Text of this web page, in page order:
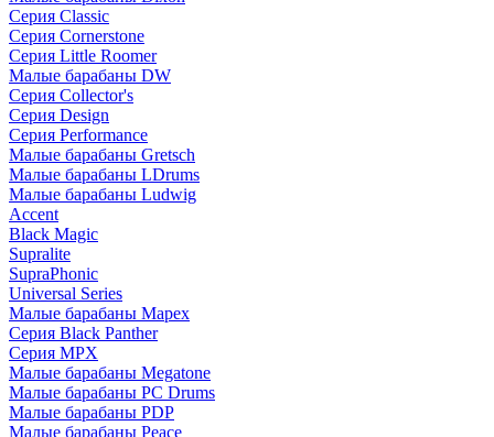
Серия Classic
Серия Cornerstone
Серия Little Roomer
Малые барабаны DW
Серия Collector's
Серия Design
Серия Performance
Малые барабаны Gretsch
Малые барабаны LDrums
Малые барабаны Ludwig
Accent
Black Magic
Supralite
SupraPhonic
Universal Series
Малые барабаны Mapex
Серия Black Panther
Серия MPX
Малые барабаны Megatone
Малые барабаны PC Drums
Малые барабаны PDP
Малые барабаны Peace